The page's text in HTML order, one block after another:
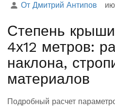
От Дмитрий Антипов
Степень
4х12 метров:
наклона,
материалов
Подробный расчет